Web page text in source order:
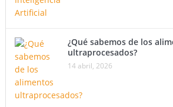
¿Qué sabemos de los
ultraprocesados?
14 abril, 2026